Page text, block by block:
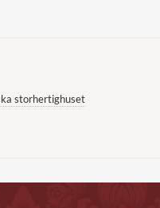
storhertighuset